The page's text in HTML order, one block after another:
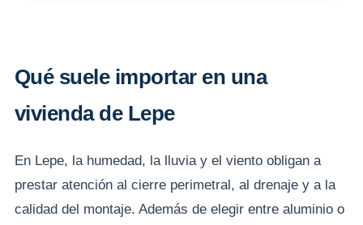
Qué suele importar en una
vivienda de Lepe
En Lepe, la humedad, la lluvia y el viento obligan a
prestar atención al cierre perimetral, al drenaje y a la
calidad del montaje. Además de elegir entre aluminio o